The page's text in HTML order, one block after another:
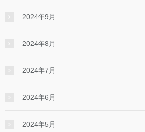
2024年9月
2024年8月
2024年7月
2024年6月
2024年5月